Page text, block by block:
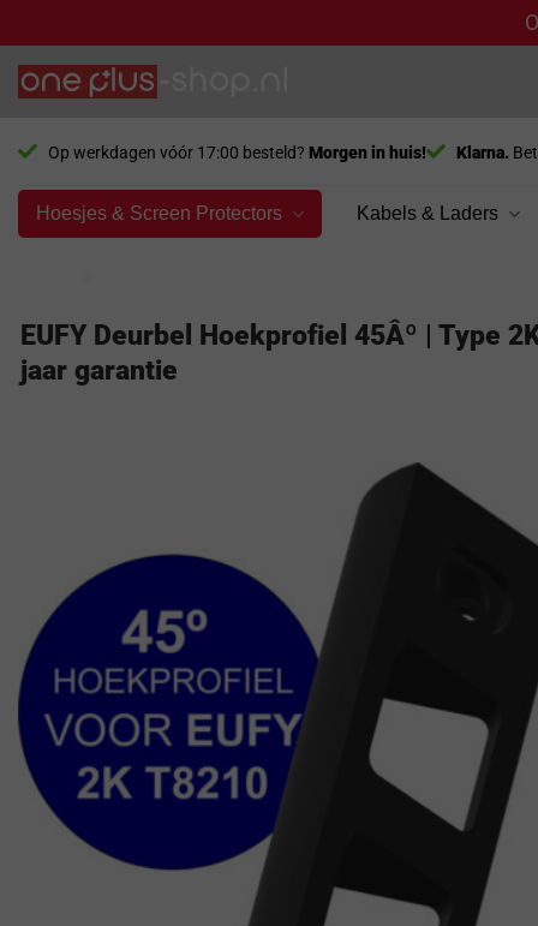
Ga
naar
Op werkdagen vóór 17:00 besteld? Morgen in huis! Klarna.
Hoesjes & Screen Protectors Kabels & Laders
EUFY Deurbel Hoekprofiel 45Âº | Type
jaar garantie